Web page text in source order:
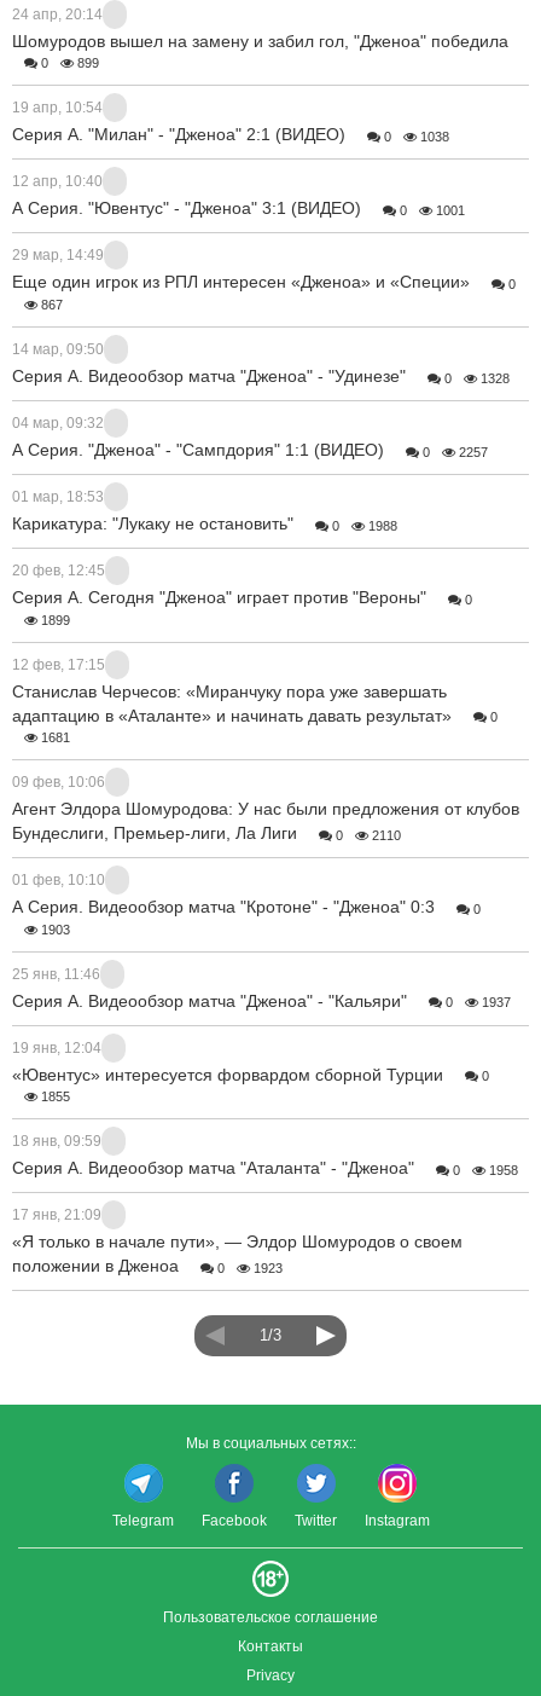
24 апр, 20:14
Шомуродов вышел на замену и забил гол, "Дженоа" победила
0 899
19 апр, 10:54
Серия A. "Милан" - "Дженоа" 2:1 (ВИДЕО) 0 1038
12 апр, 10:40
А Серия. "Ювентус" - "Дженоа" 3:1 (ВИДЕО) 0 1001
29 мар, 14:49
Еще один игрок из РПЛ интересен «Дженоа» и «Специи»
0
867
14 мар, 09:50
Серия А. Видеообзор матча "Дженоа" - "Удинезе" 0 1328
04 мар, 09:32
А Серия. "Дженоа" - "Сампдория" 1:1 (ВИДЕО) 0 2257
01 мар, 18:53
Карикатура: "Лукаку не остановить" 0 1988
20 фев, 12:45
Серия А. Сегодня "Дженоа" играет против "Вероны"
0
1899
12 фев, 17:15
Станислав Черчесов: «Миранчуку пора уже завершать
адаптацию в «Аталанте» и начинать давать результат»
0
1681
09 фев, 10:06
Агент Элдора Шомуродова: У нас были предложения от клубов
Бундеслиги, Премьер-лиги, Ла Лиги
0 2110
01 фев, 10:10
А Серия. Видеообзор матча "Кротоне" - "Дженоа" 0:3
0
1903
25 янв, 11:46
Серия А. Видеообзор матча "Дженоа" - "Кальяри" 0 1937
19 янв, 12:04
«Ювентус» интересуется форвардом сборной Турции
0
1855
18 янв, 09:59
Серия А. Видеообзор матча "Аталанта" - "Дженоа" 0 1958
17 янв, 21:09
«Я только в начале пути», — Элдор Шомуродов о своем
положении в Дженоа
0 1923
1/3
Мы в социальных сетях::
Telegram Facebook Twitter Instagram
Пользовательское соглашение
Контакты
Privacy